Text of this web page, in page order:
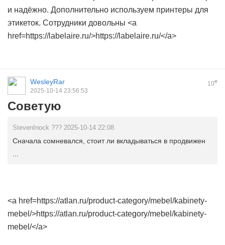
и надёжно. Дополнительно используем принтеры для
этикеток. Сотрудники довольны <a
href=https://labelaire.ru/>https://labelaire.ru/</a>
10#
WesleyRar
2025-10-14 23:56:53
Советую
StevenInock ??? 2025-10-14 22:08
Сначала сомневался, стоит ли вкладываться в продвижен
<a href=https://atlan.ru/product-category/mebel/kabinety-
mebel/>https://atlan.ru/product-category/mebel/kabinety-
mebel/</a>